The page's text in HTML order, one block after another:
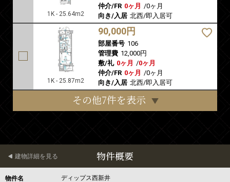
1K - 25.64m2
仲介/FR 0ヶ月 /0ヶ月
向き/入居 北西/即入居可
1K - 25.87m2
90,000円
部屋番号 106
管理費 12,000円
敷/礼 0ヶ月 /0ヶ月
仲介/FR 0ヶ月 /0ヶ月
向き/入居 北西/即入居可
その他7件を表示
物件概要
建物詳細を見る
物件名 ディップス西新井